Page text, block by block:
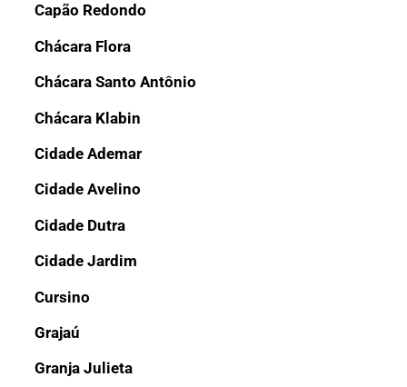
Capão Redondo
Chácara Flora
Chácara Santo Antônio
Chácara Klabin
Cidade Ademar
Cidade Avelino
Cidade Dutra
Cidade Jardim
Cursino
Grajaú
Granja Julieta